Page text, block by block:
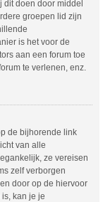
dit doen door middel
groepen lid zijn
is het voor de
aan een forum toe
te verlenen, enz.
de bijhorende link
van alle
ze vereisen
zelf verborgen
door op de hiervoor
kan je je